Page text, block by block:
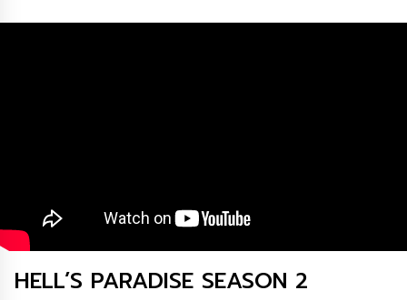
HELL’S PARADISE SEASON 2